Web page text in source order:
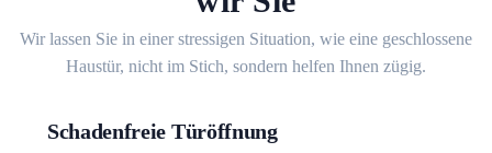
Wir lassen Sie in einer stressigen Situation, wie eine geschlossene
Haustür, nicht im Stich, sondern helfen Ihnen zügig.
Schadenfreie Türöffnung